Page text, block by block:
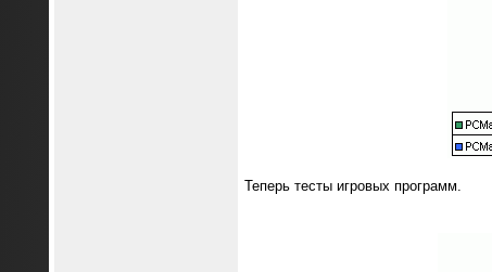
Теперь тесты игровых программ.